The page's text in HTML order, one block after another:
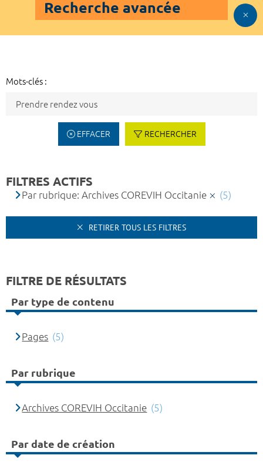
Recherche avancée
Mots-clés :
EFFACER RECHERCHER
FILTRES ACTIFS
Par rubrique: Archives COREVIH Occitanie (5)
RETIRER TOUS LES FILTRES
FILTRE DE RÉSULTATS
Par type de contenu
Pages (5)
Par rubrique
Archives COREVIH Occitanie (5)
Par date de création